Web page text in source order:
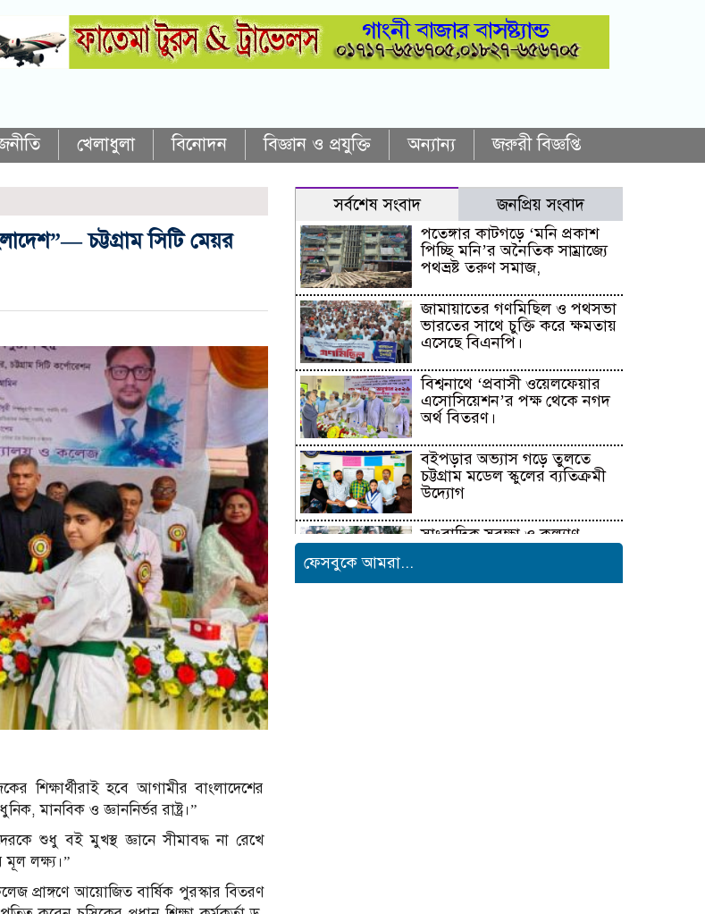
খেলাধুলা বিনোদন বিজ্ঞান ও প্রযুক্তি অন্যান্য জরুরী বিজ্ঞপ্তি
চট্টগ্রাম সিটি মেয়র
শিক্ষার্থীরাই হবে আগামীর বাংলাদেশের
মানবিক ও জ্ঞাননির্ভর রাষ্ট্র।”
শুধু বই মুখস্থ জ্ঞানে সীমাবদ্ধ না রেখে
মূল লক্ষ্য।”
প্রাঙ্গণে আয়োজিত বার্ষিক পুরস্কার বিতরণ
সর্বশেষ সংবাদ জনপ্রিয় সংবাদ
পতেঙ্গার কাটগড়ে ‘মনি প্রকাশ
পিচ্ছি মনি’র অনৈতিক সাম্রাজ্যে
পথভ্রষ্ট তরুণ সমাজ,
জামায়াতের গণমিছিল ও পথসভা
ভারতের সাথে চুক্তি করে ক্ষমতায়
এসেছে বিএনপি।
বিশ্বনাথে ‘প্রবাসী ওয়েলফেয়ার
এসোসিয়েশন’র পক্ষ থেকে নগদ
অর্থ বিতরণ।
বইপড়ার অভ্যাস গড়ে তুলতে
চট্টগ্রাম মডেল স্কুলের ব্যতিক্রমী
উদ্যোগ
সাংবাদিক সুরক্ষা ও কল্যাণ
ফেসবুকে আমরা...